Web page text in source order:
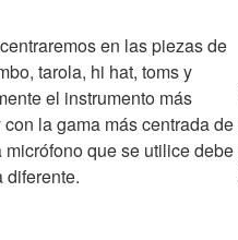
en las piezas de
tarola, hi hat, toms y
el instrumento más
la gama más centrada de
que se utilice debe
diferente.